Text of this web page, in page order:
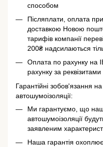
способом
Післяплати, оплата
доставкою Новою
тарифів компанії
200₴ надсилаються
Оплата по рахунку на
рахунку за
Гарантійні зобов'язання
автошумоізоляції:
Ми гарантуємо, що
автошумоізоляції
заявленим
Наша гарантія